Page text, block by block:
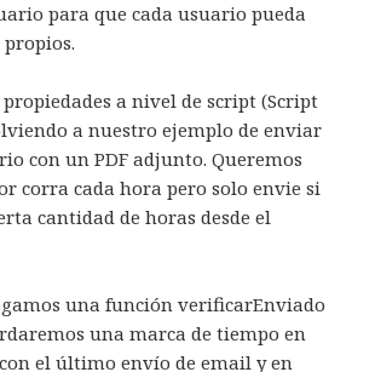
para que cada usuario pueda
a nivel de script (Script
a nuestro ejemplo de enviar
con un PDF adjunto. Queremos
corra cada hora pero solo envie si
cantidad de horas desde el
una función verificarEnviado
una marca de tiempo en
el último envío de email y en